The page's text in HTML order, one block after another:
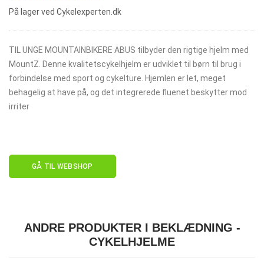
På lager ved Cykelexperten.dk
TIL UNGE MOUNTAINBIKERE ABUS tilbyder den rigtige hjelm med
MountZ. Denne kvalitetscykelhjelm er udviklet til børn til brug i
forbindelse med sport og cykelture. Hjemlen er let, meget
behagelig at have på, og det integrerede fluenet beskytter mod
irriter
GÅ TIL WEBSHOP
ANDRE PRODUKTER I BEKLÆDNING -
CYKELHJELME